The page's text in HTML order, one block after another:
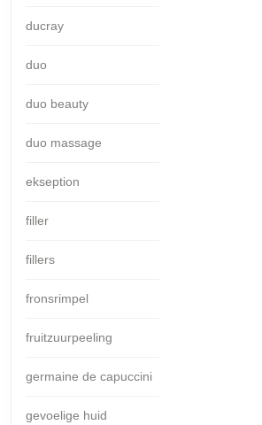
ducray
duo
duo beauty
duo massage
ekseption
filler
fillers
fronsrimpel
fruitzuurpeeling
germaine de capuccini
gevoelige huid